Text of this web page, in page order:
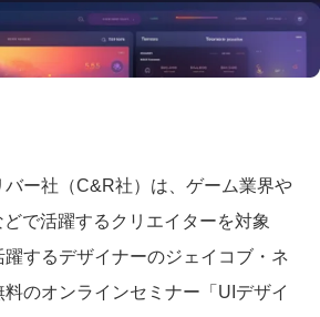
バー社（C&R社）は、ゲーム業界や
で活躍するクリエイターを対象
するデザイナーのジェイコブ・ネ
のオンラインセミナー「UIデザイ